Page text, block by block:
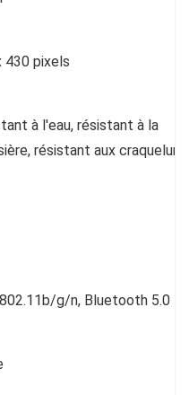
430 pixels
à l'eau, résistant à la
résistant aux
802.11b/g/n, Bluetooth 5.0